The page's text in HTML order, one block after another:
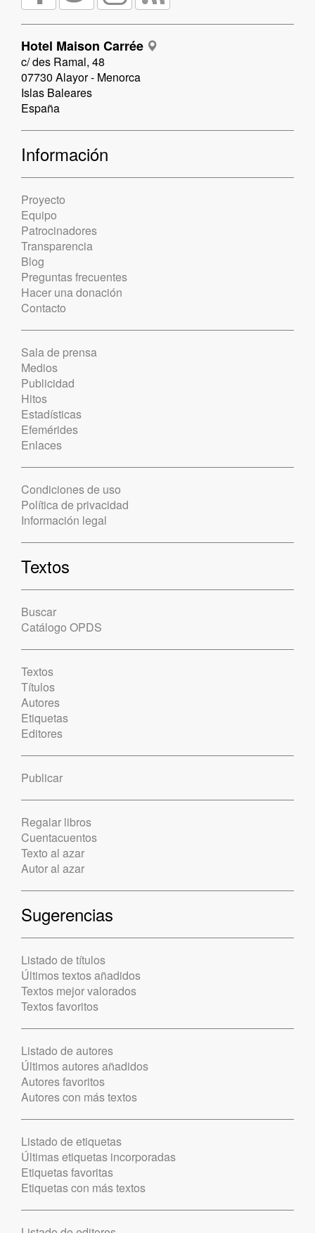
Hotel Maison Carrée
c/ des Ramal, 48
07730 Alayor - Menorca
Islas Baleares
España
Información
Proyecto
Equipo
Patrocinadores
Transparencia
Blog
Preguntas frecuentes
Hacer una donación
Contacto
Sala de prensa
Medios
Publicidad
Hitos
Estadísticas
Efemérides
Enlaces
Condiciones de uso
Política de privacidad
Información legal
Textos
Buscar
Catálogo OPDS
Textos
Títulos
Autores
Etiquetas
Editores
Publicar
Regalar libros
Cuentacuentos
Texto al azar
Autor al azar
Sugerencias
Listado de títulos
Últimos textos añadidos
Textos mejor valorados
Textos favoritos
Listado de autores
Últimos autores añadidos
Autores favoritos
Autores con más textos
Listado de etiquetas
Últimas etiquetas incorporadas
Etiquetas favoritas
Etiquetas con más textos